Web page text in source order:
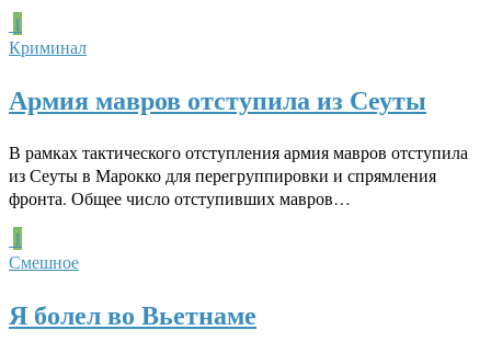
1
Криминал
Армия мавров отступила из Сеуты
В рамках тактического отступления армия мавров отступила
из Сеуты в Марокко для перегруппировки и спрямления
фронта. Общее число отступивших мавров…
1
Смешное
Я болел во Вьетнаме